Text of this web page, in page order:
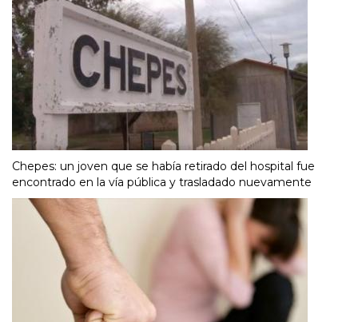
Chepes: un joven que se había retirado del hospital fue
encontrado en la vía pública y trasladado nuevamente